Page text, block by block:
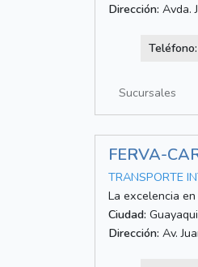
Dirección: Avda.
Teléfono:
Sucursales
FERVA-
TRANSPORTE
La excelencia
Ciudad:
Dirección: Av.